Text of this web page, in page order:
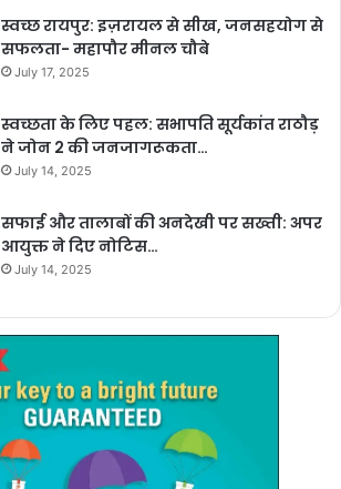
स्वच्छ रायपुर: इज़रायल से सीख, जनसहयोग से
सफलता- महापौर मीनल चौबे
July 17, 2025
स्वच्छता के लिए पहल: सभापति सूर्यकांत राठौड़
ने जोन 2 की जनजागरूकता…
July 14, 2025
सफाई और तालाबों की अनदेखी पर सख्ती: अपर
आयुक्त ने दिए नोटिस…
July 14, 2025